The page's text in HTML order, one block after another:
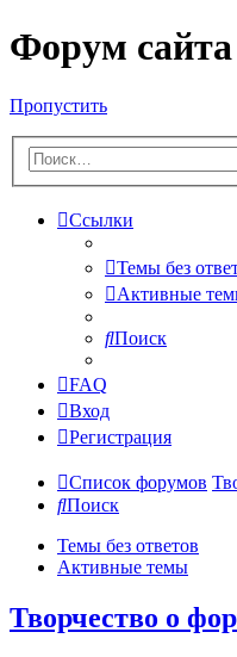
Форум
Пропустить
Ссылки
Темы без
Активные
Поиск
FAQ
Вход
Регистрация
Список форумов
Поиск
Темы без ответов
Активные темы
Творчество о